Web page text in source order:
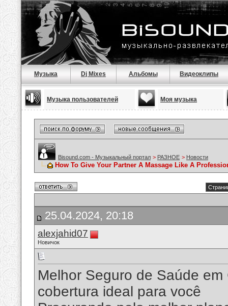
Музыка Dj Mixes Альбомы Видеоклипы
Музыка пользователей Моя музыка
Bisound.com - Музыкальный портал > РАЗНОЕ > Новости
How To Give Your Partner A Massage Like A
25.04.2024, 20:18
alexjahid07
Новичок
Melhor Seguro de Saúde
cobertura ideal para você